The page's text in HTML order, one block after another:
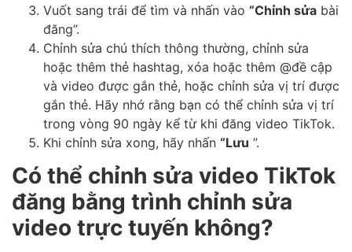
Vuốt sang trái để tìm và nhấn vào “Chỉnh sửa bài
đăng”.
Chỉnh sửa chú thích thông thường, chỉnh sửa
hoặc thêm thẻ hashtag, xóa hoặc thêm @đề cập
và video được gắn thẻ, hoặc chỉnh sửa vị trí được
gắn thẻ. Hãy nhớ rằng bạn có thể chỉnh sửa vị trí
trong vòng 90 ngày kể từ khi đăng video TikTok.
Khi chỉnh sửa xong, hãy nhấn “Lưu ”.
Có thể chỉnh sửa video TikTok
đăng bằng trình chỉnh sửa
video trực tuyến không?